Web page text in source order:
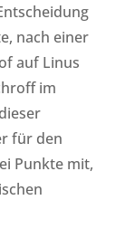
nach einer
auf Linus
im
für den
Punkte mit,